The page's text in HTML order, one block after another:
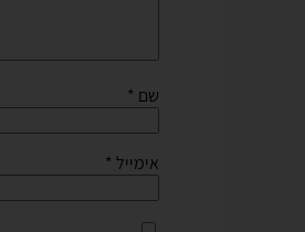
שם *
אימייל *